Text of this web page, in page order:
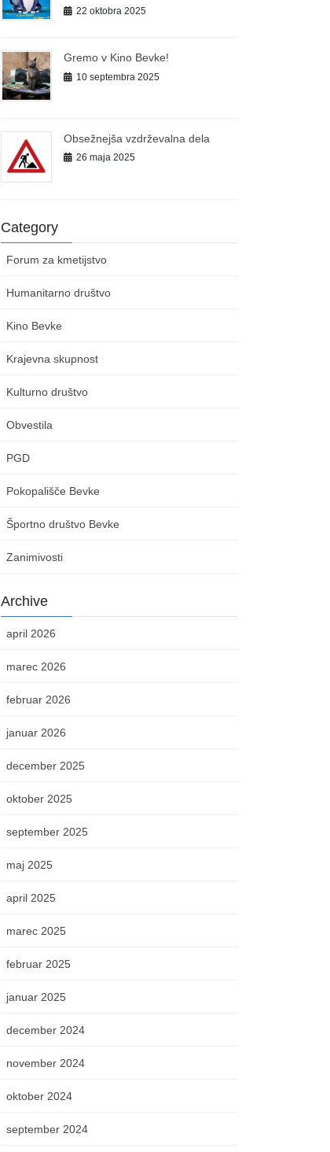
22 oktobra 2025
Gremo v Kino Bevke!
10 septembra 2025
Obsežnejša vzdrževalna dela
26 maja 2025
Category
Forum za kmetijstvo
Humanitarno društvo
Kino Bevke
Krajevna skupnost
Kulturno društvo
Obvestila
PGD
Pokopališče Bevke
Športno društvo Bevke
Zanimivosti
Archive
april 2026
marec 2026
februar 2026
januar 2026
december 2025
oktober 2025
september 2025
maj 2025
april 2025
marec 2025
februar 2025
januar 2025
december 2024
november 2024
oktober 2024
september 2024